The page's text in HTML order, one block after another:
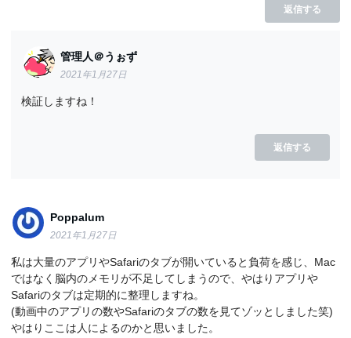
返信する
管理人＠うぉず
2021年1月27日
検証しますね！
返信する
Poppalum
2021年1月27日
私は大量のアプリやSafariのタブが開いていると負荷を感じ、Mac
ではなく脳内のメモリが不足してしまうので、やはりアプリや
Safariのタブは定期的に整理しますね。
(動画中のアプリの数やSafariのタブの数を見てゾッとしました笑)
やはりここは人によるのかと思いました。